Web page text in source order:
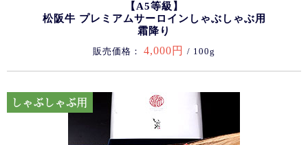
【A5等級】
松阪牛 プレミアムサーロインしゃぶしゃぶ用
霜降り
販売価格： 4,000円 / 100g